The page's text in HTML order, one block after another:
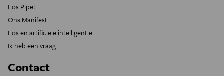
Eos Pipet
Ons Manifest
Eos en artificiële intelligentie
Ik heb een vraag
Contact